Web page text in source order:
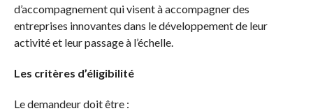
d’accompagnement qui visent à accompagner des
entreprises innovantes dans le développement de leur
activité et leur passage à l’échelle.
Les critères d’éligibilité
Le demandeur doit être :